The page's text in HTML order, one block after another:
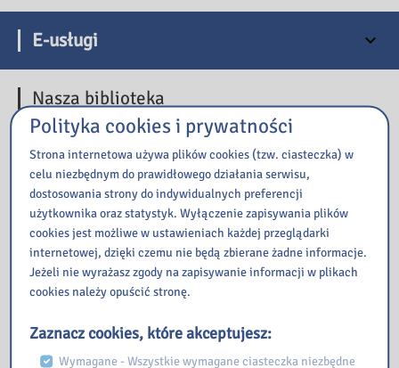
E-usługi
Nasza biblioteka
Polityka cookies i prywatności
Strona internetowa używa plików cookies (tzw. ciasteczka) w
celu niezbędnym do prawidłowego działania serwisu,
dostosowania strony do indywidualnych preferencji
użytkownika oraz statystyk. Wyłączenie zapisywania plików
cookies jest możliwe w ustawieniach każdej przeglądarki
internetowej, dzięki czemu nie będą zbierane żadne informacje.
Jeżeli nie wyrażasz zgody na zapisywanie informacji w plikach
cookies należy opuścić stronę.
Zaznacz cookies, które akceptujesz:
Wymagane - Wszystkie wymagane ciasteczka niezbędne